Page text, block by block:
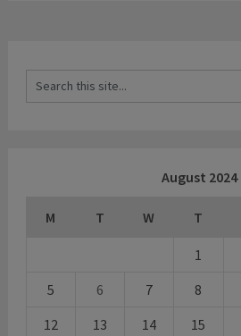
August 2024
M T W T
1
5
6 7 8
12
13 14 15